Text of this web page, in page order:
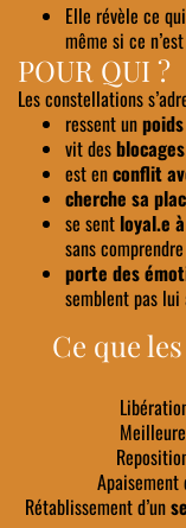
Elle révèle ce
même si ce
POUR QUI ?
Les constellations
ressent un
vit des
est enconflit
cherche sa
se sent loyal.e
sans
porte des
semblent pas
Ce que
Rétablissement d’un